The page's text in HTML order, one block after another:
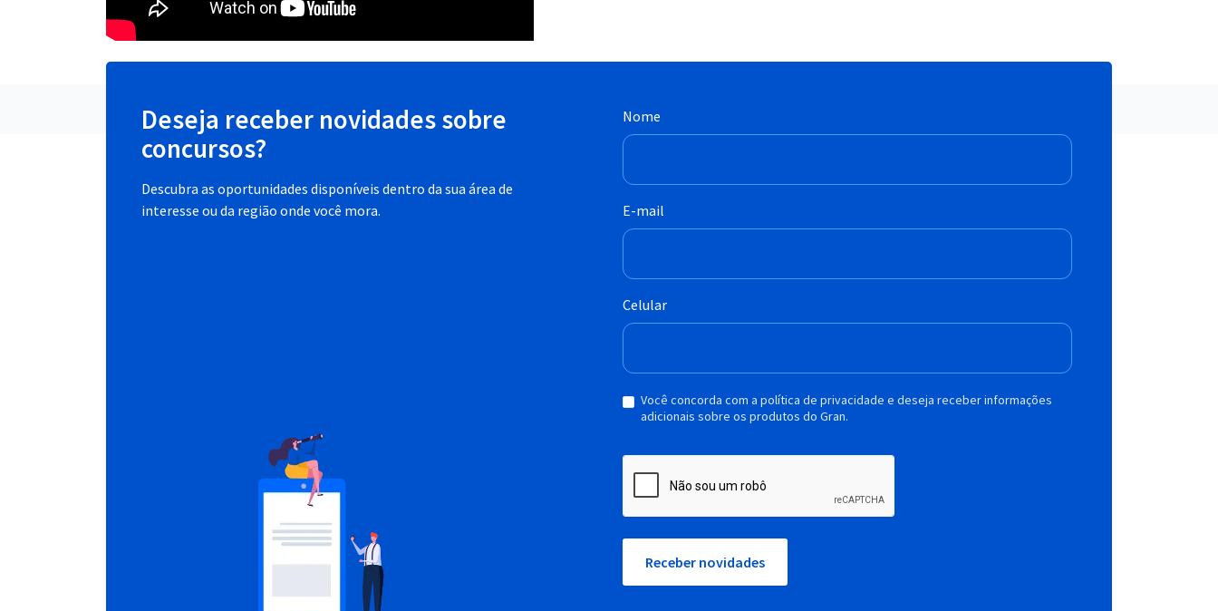
Deseja receber novidades sobre
concursos?
Descubra as oportunidades disponíveis dentro da sua área de
interesse ou da região onde você mora.
Nome
E-mail
Celular
Você concorda com a política de privacidade e deseja receber informações
adicionais sobre os produtos do Gran.
Receber novidades